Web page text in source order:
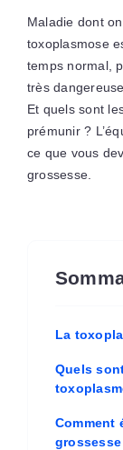
Maladie dont
toxoplasmose
temps normal,
très
Et quels sont
prémunir ?
ce que vous
grossesse.
La
Quels
Comment
grossesse